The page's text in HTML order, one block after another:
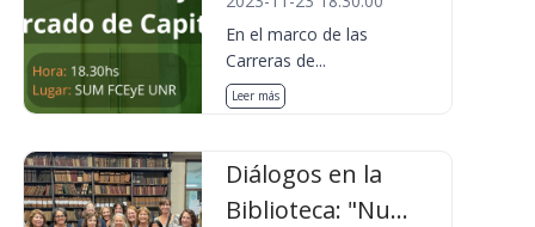
En el marco de las
Carreras de...
Leer más
Diálogos en la
Biblioteca: "Nu...